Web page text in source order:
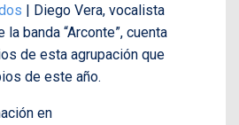
| Diego Vera, vocalista
banda “Arconte”, cuenta
de esta agrupación que
de este año.
en